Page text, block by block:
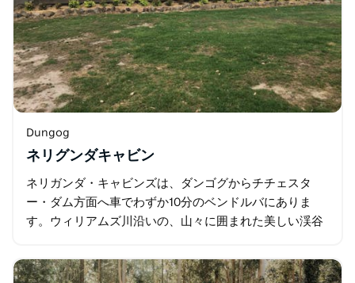
Dungog
ネリグンダキャビン
ネリガンダ・キャビンズは、ダンゴグからチチェスタ
ー・ダム方面へ車でわずか10分のベンドルバにありま
す。ウィリアムズ川沿いの、山々に囲まれた美しい渓谷